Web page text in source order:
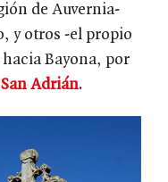
de Auvernia-
y otros -el propio
Bayona, por
San Adrián.